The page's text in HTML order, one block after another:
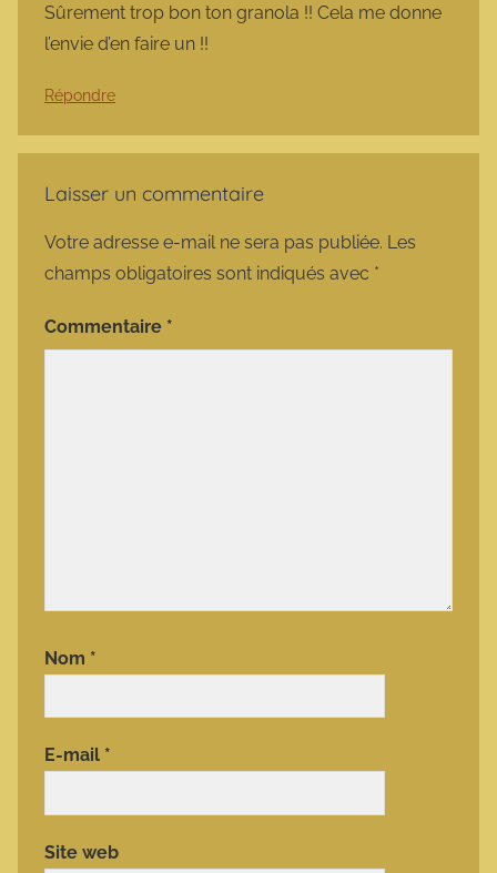
Sûrement trop bon ton granola !! Cela me donne
l’envie d’en faire un !!
Répondre
Laisser un commentaire
Votre adresse e-mail ne sera pas publiée. Les
champs obligatoires sont indiqués avec *
Commentaire *
Nom *
E-mail *
Site web